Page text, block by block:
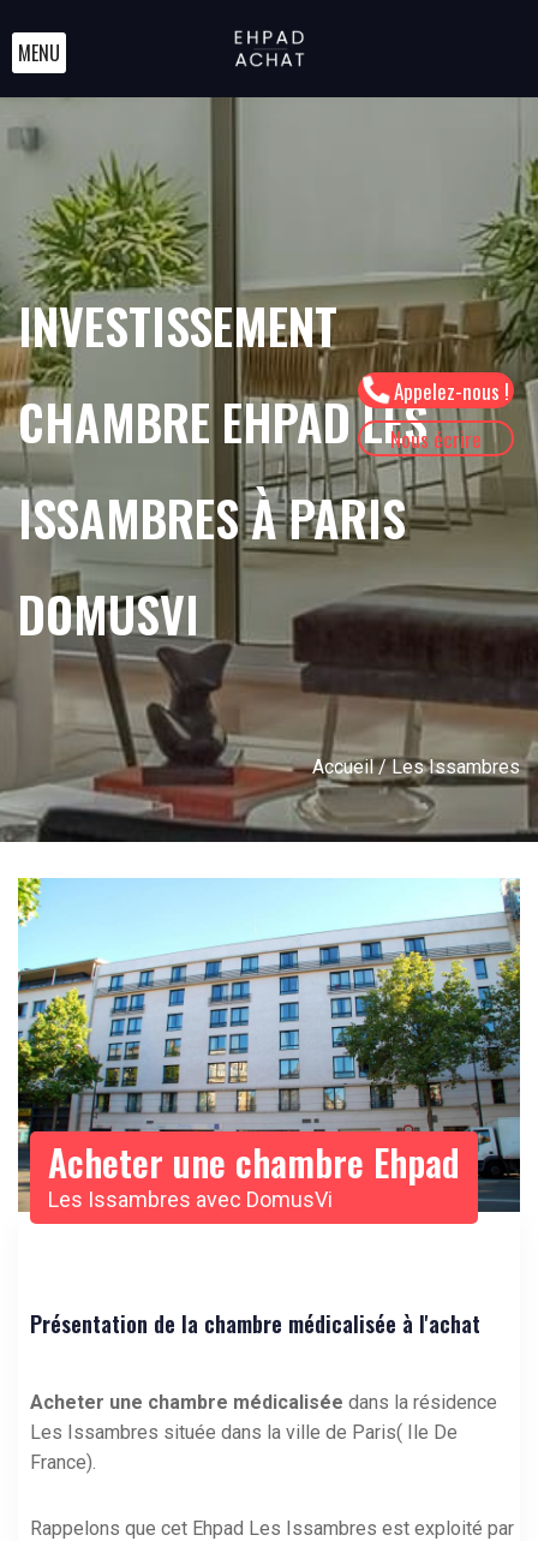
Appelez-nous !
Nous écrire
MENU
INVESTISSEMENT
CHAMBRE EHPAD LES
ISSAMBRES À PARIS
DOMUSVI
Accueil/ Les Issambres
Acheter une chambre Ehpad
Les Issambres avec DomusVi
Présentation de la chambre médicalisée à l'achat
Acheter une chambre médicalisée dans la résidence
Les Issambres située dans la ville de Paris( Ile De
France).
Rappelons que cet Ehpad Les Issambres est exploité par